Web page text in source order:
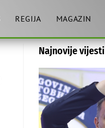
REGIJA MAGAZIN
Najnovije vijesti